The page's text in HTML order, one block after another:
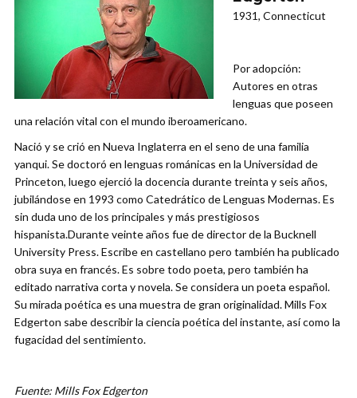
1931, Connecticut
Por adopción:
Autores en otras
lenguas que poseen
una relación vital con el mundo iberoamericano.
Nació y se crió en Nueva Inglaterra en el seno de una familia
yanqui. Se doctoró en lenguas románicas en la Universidad de
Princeton, luego ejerció la docencia durante treinta y seis años,
jubilándose en 1993 como Catedrático de Lenguas Modernas. Es
sin duda uno de los principales y más prestigiosos
hispanista.Durante veinte años fue de director de la Bucknell
University Press. Escribe en castellano pero también ha publicado
obra suya en francés. Es sobre todo poeta, pero también ha
editado narrativa corta y novela. Se considera un poeta español.
Su mirada poética es una muestra de gran originalidad. Mills Fox
Edgerton sabe describir la ciencia poética del instante, así como la
fugacidad del sentimiento.
Fuente: Mills Fox Edgerton